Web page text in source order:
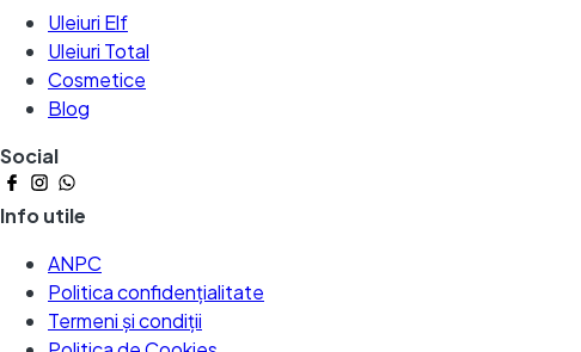
Uleiuri Elf
Uleiuri Total
Cosmetice
Blog
Social
Info utile
ANPC
Politica confidențialitate
Termeni și condiții